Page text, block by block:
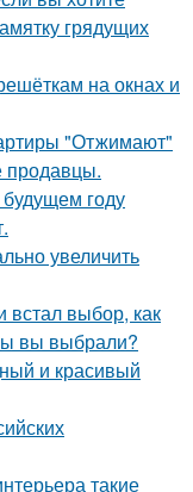
грядущих
на окнах и
"Отжимают"
продавцы.
году
увеличить
встал выбор, как
вы выбрали?
и красивый
такие